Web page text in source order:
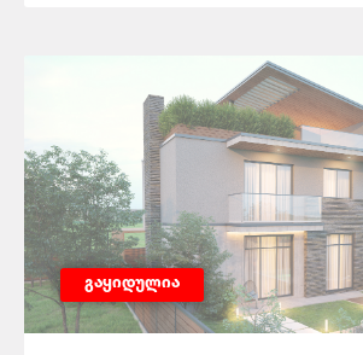
გაყიდულია